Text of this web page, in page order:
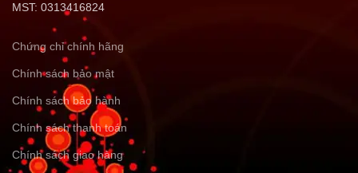
MST: 0313416824
Chứng chỉ chính hãng
Chính sách bảo mật
Chính sách bảo hành
Chính sách thanh toán
Chính sách giao hàng